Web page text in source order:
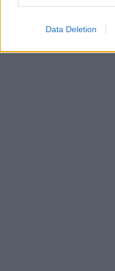
Data Deletion